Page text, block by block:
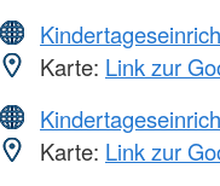
Karte: Link zur
Karte: Link zur